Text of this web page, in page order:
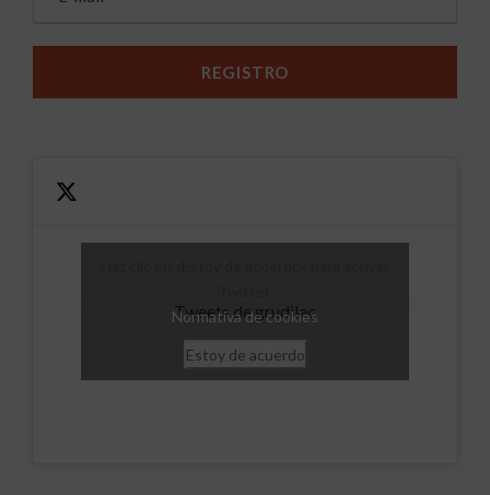
Tweets de grudilec
Normativa de cookies
Estoy de acuerdo